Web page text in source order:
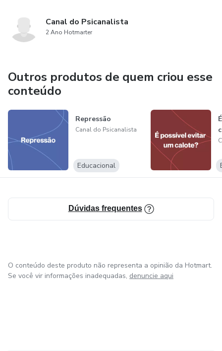
Canal do Psicanalista
2 Ano Hotmarter
Outros produtos de quem criou esse
conteúdo
Repressão
Canal do Psicanalista
Educacional
Dúvidas frequentes
O conteúdo deste produto não representa a opinião da Hotmart.
Se você vir informações inadequadas, denuncie aqui